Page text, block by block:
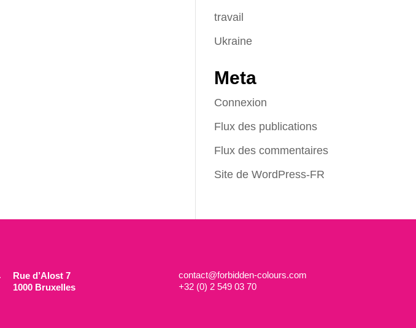
travail
Ukraine
Meta
Connexion
Flux des publications
Flux des commentaires
Site de WordPress-FR
Rue d’Alost 7
1000 Bruxelles
contact@forbidden-colours.com
+32 (0) 2 549 03 70